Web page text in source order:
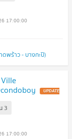
17:00:00
ดพร้าว - บางกะปิ)
UPDATE
3
17:00:00